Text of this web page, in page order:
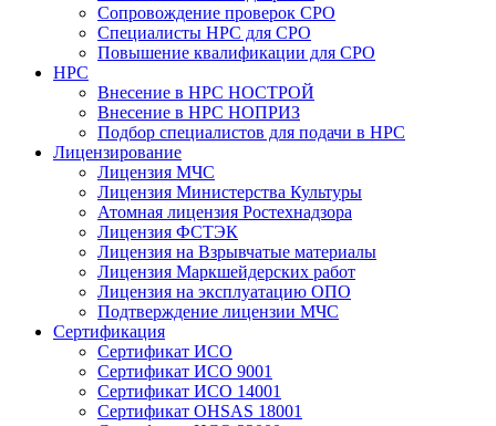
Сопровождение проверок СРО
Специалисты НРС для СРО
Повышение квалификации для СРО
НРС
Внесение в НРС НОСТРОЙ
Внесение в НРС НОПРИЗ
Подбор специалистов для подачи в НРС
Лицензирование
Лицензия МЧС
Лицензия Министерства Культуры
Атомная лицензия Ростехнадзора
Лицензия ФСТЭК
Лицензия на Взрывчатые материалы
Лицензия Маркшейдерских работ
Лицензия на эксплуатацию ОПО
Подтверждение лицензии МЧС
Сертификация
Сертификат ИСО
Сертификат ИСО 9001
Сертификат ИСО 14001
Сертификат OHSAS 18001